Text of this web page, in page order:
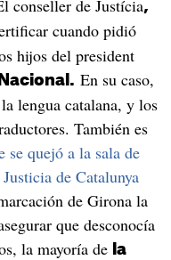
conseller de Justícia,
cuando pidió
hijos del president
En su caso,
lengua catalana, y los
También es
se quejó a la sala de
de Catalunya
de Girona la
que desconocía
la mayoría de la